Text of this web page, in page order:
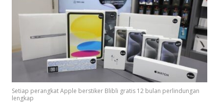
Setiap perangkat Apple berstiker Blibli gratis 12 bulan perlindungan
lengkap